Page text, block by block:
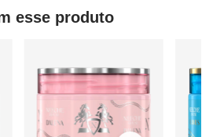
esse produto